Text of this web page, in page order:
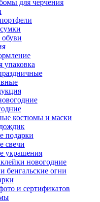
для черчения
упаковка
костюмы и маски
подарки
свечи
украшения
новогодние
бенгальские огни
и сертификатов